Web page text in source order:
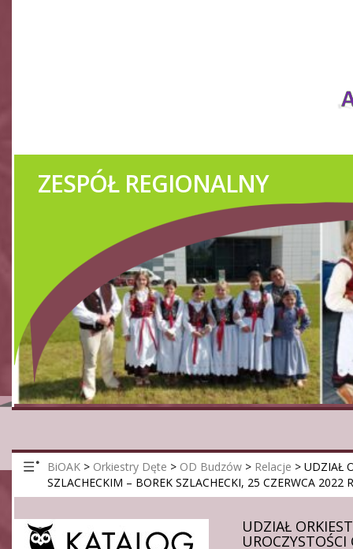
BiOAK > Orkiestry Dęte > OD Budzów > Relacje > UDZIAŁ
SZLACHECKIM – BOREK SZLACHECKI, 25 CZERWCA 2022
UDZIAŁ